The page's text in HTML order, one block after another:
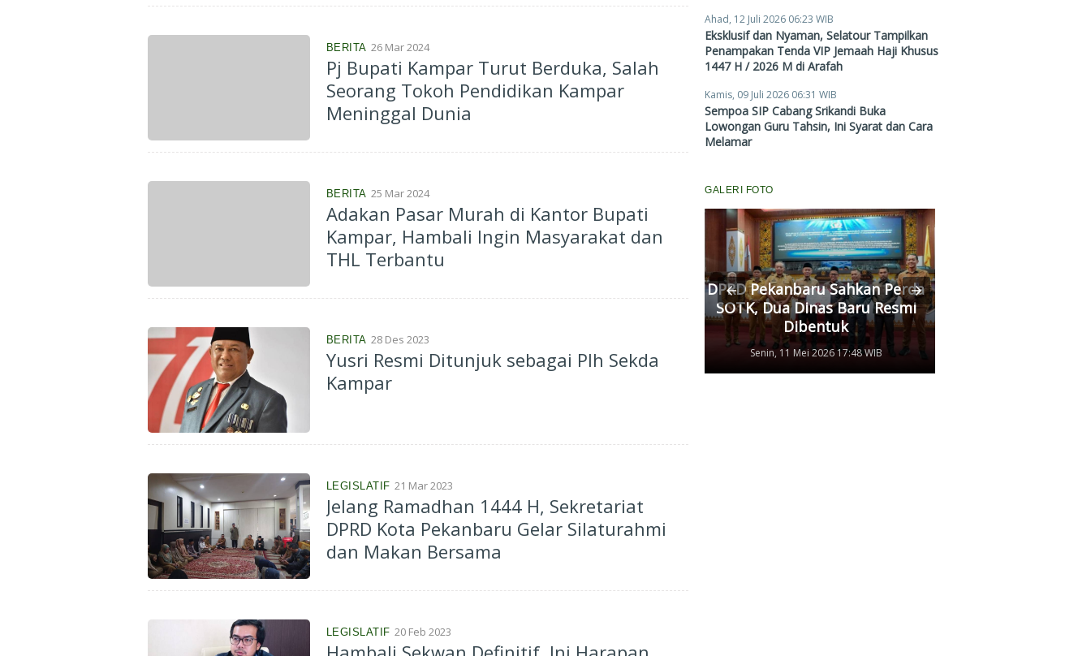
BERITA 26 Mar 2024
Pj Bupati Kampar Turut Berduka, Salah
Seorang Tokoh Pendidikan Kampar
Meninggal Dunia
BERITA 25 Mar 2024
Adakan Pasar Murah di Kantor Bupati
Kampar, Hambali Ingin Masyarakat dan
THL Terbantu
BERITA 28 Des 2023
Yusri Resmi Ditunjuk sebagai Plh Sekda
Kampar
LEGISLATIF 21 Mar 2023
Jelang Ramadhan 1444 H, Sekretariat
DPRD Kota Pekanbaru Gelar Silaturahmi
dan Makan Bersama
LEGISLATIF 20 Feb 2023
Ahad, 12 Juli 2026 06:23 WIB
Eksklusif dan Nyaman, Selatour Tampilkan
Penampakan Tenda VIP Jemaah Haji Khusus
1447 H / 2026 M di Arafah
Kamis, 09 Juli 2026 06:31 WIB
Sempoa SIP Cabang Srikandi Buka
Lowongan Guru Tahsin, Ini Syarat dan Cara
Melamar
GALERI FOTO
Komisi III DPRD Pekanbaru
Senin, 11 Mei 2026 17:53 WIB
DPRD Pekanbaru Sahkan Perda
SOTK, Dua Dinas Baru Resmi
Dibentuk
Senin, 11 Mei 2026 17:48 WIB